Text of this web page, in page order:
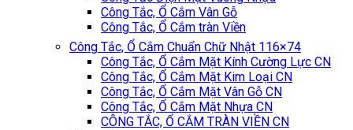
Công Tắc, Ổ Cắm Vân Gỗ
Công Tắc, Ổ Cắm tràn Viền
Công Tắc, Ổ Cắm Chuẩn Chữ Nhật 116×74
Công Tắc, Ổ Cắm Mặt Kính Cường Lực CN
Công Tắc, Ổ Cắm Mặt Kim Loại CN
Công Tắc, Ổ Cắm Mặt Vân Gỗ CN
Công Tắc, Ổ Cắm Mặt Nhựa CN
CÔNG TẮC, Ổ CẮM TRÀN VIỀN CN